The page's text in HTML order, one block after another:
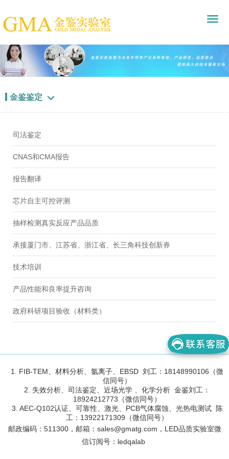
金鉴鉴定 
司法鉴定
CNAS和CMA报告
报告翻译
芯片自主可控评测
抽样检测真实反应产品品质
承接厦门市、江苏省、浙江省、长三角科技创新券
技术培训
产品性能和良率提升咨询
政府科研项目验收（材料类）
1. FIB-TEM、材料分析、氩离子、EBSD 刘工：18148990106（微
信同号）
2. 失效分析、司法鉴定、近场光学 、化学分析 金鉴刘工：
18924212773（微信同号）
3. AEC-Q102认证、可靠性、激光、PCB气体腐蚀、光热电测试 陈
工：13922171309（微信同号）
邮政编码： 511300，邮箱：sales@gmatg.com，LED品质实验室微
信订阅号：ledqalab